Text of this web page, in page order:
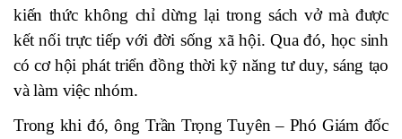
kiến thức không chỉ dừng lại trong sách vở mà được
kết nối trực tiếp với đời sống xã hội. Qua đó, học sinh
có cơ hội phát triển đồng thời kỹ năng tư duy, sáng tạo
và làm việc nhóm.
Trong khi đó, ông Trần Trọng Tuyên – Phó Giám đốc